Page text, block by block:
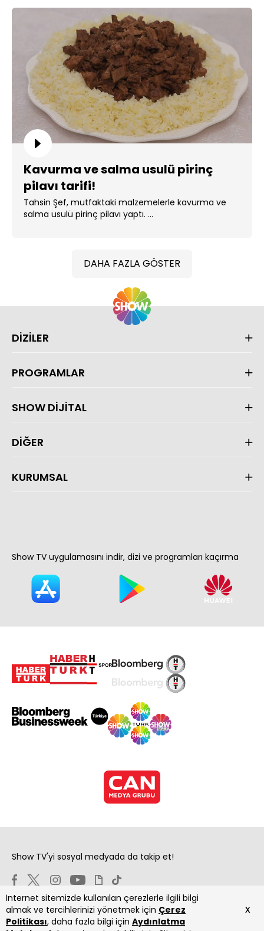
Kavurma ve salma usulü pirinç
pilavı tarifi!
Tahsin Şef, mutfaktaki malzemelerle kavurma ve
salma usulü pirinç pilavı yaptı. ...
DAHA FAZLA GÖSTER
İnternet sitemizde kullanılan çerezlerle ilgili bilgi
almak ve tercihlerinizi yönetmek için Çerez
Politikası, daha fazla bilgi için Aydınlatma
x
DİZİLER
PROGRAMLAR
SHOW DİJİTAL
DİĞER
KURUMSAL
Show TV uygulamasını indir, dizi ve programları kaçırma
Show TV'yi sosyal medyada da takip et!